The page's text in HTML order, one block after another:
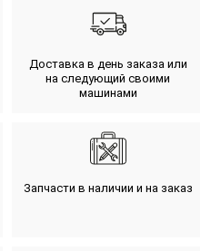
Доставка в день заказа или
на следующий своими
машинами
Запчасти в наличии и на заказ